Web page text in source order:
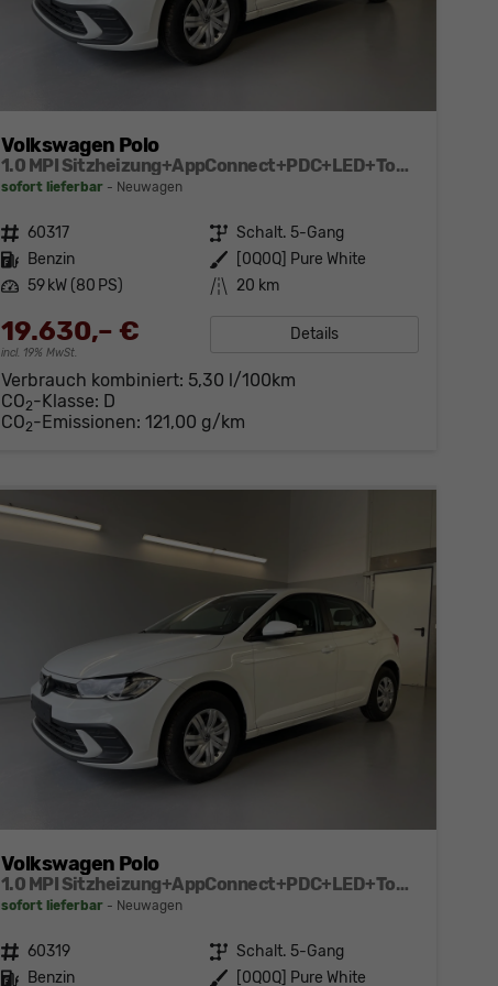
Volkswagen Polo
1.0 MPI Sitzheizung+AppConnect+PDC+LED+Touch+Lichtsensor+MultiLenkrad
sofort lieferbar Neuwagen
Fahrzeugnr. 60317 Getriebe Schalt. 5-Gang
Kraftstoff Benzin Außenfarbe
[0Q0Q] Pure White
Leistung 59 kW (80 PS) Kilometerstand 20 km
19.630,– €
incl. 19% MwSt.
Details
Verbrauch kombiniert: 5,30 l/100km
CO2-Klasse: D
CO2-Emissionen: 121,00 g/km
Volkswagen Polo
1.0 MPI Sitzheizung+AppConnect+PDC+LED+Touch+Lichtsensor+MultiLenkrad
sofort lieferbar Neuwagen
Fahrzeugnr. 60319 Getriebe Schalt. 5-Gang
Kraftstoff Benzin Außenfarbe [0Q0Q] Pure White